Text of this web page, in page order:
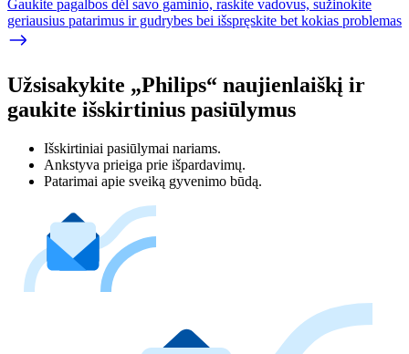
Gaukite pagalbos dėl savo gaminio, raskite vadovus, sužinokite
geriausius patarimus ir gudrybes bei išspręskite bet kokias problemas
Užsisakykite „Philips“ naujienlaiškį ir
gaukite išskirtinius pasiūlymus
Išskirtiniai pasiūlymai nariams.
Ankstyva prieiga prie išpardavimų.
Patarimai apie sveiką gyvenimo būdą.